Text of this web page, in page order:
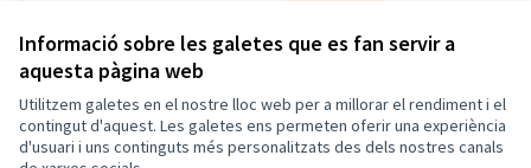
Informació sobre les galetes que es fan servir a
aquesta pàgina web
Utilitzem galetes en el nostre lloc web per a millorar el rendiment i el
contingut d'aquest. Les galetes ens permeten oferir una experiència
d'usuari i uns continguts més personalitzats des dels nostres canals
Termes i condicions d'ús
Configuració de les galetes
Barcelona En Comú a X
(Enllaç extern)
Barcelona En Comú a Facebook
(Enllaç extern)
Barcelona En Comú a Instagram
(Enllaç extern)
Barcelona En Comú a YouTube
(Enllaç extern)